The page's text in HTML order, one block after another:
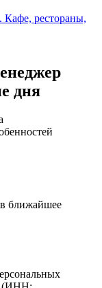
Кафе, рестораны,
дня
ближайшее